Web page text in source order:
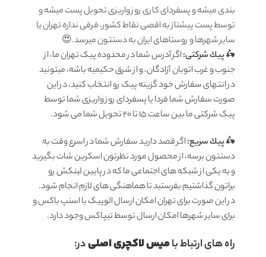
بندی میشه و پسفردای کاری روز واریزی تحویل پست میشه و
توسط پست پیشتاز به اقصی نقاط کشور، فرقی نداره تهران یا
سایر شهرها و روستاهای ایران به دستتون میرسد.😍
🛵پيك شرکتی:اگر آدرس شما در محدوده پیک تهران ما، از
جنوب و غرب اتوبان آزادگان، و از شرق حکیمیه باشه، میتونید
در انتهای سفارش خود گزینه پیک رو انتخاب کنید، در این
صورت سفارش شما فردا یا پسفردای روز واريزى شما توسط
پیک شرکتی ما بين ساعت ۱۵ تا ٢٠ تحويل شما مى شود.
🛵پيك سریع:اگر قصد دارید سفارش شما در اسرع وقت به
دستتون برسه، از محصول مورد نظرتون اسکرین شات بگیرید
و به یکی از شبکه های اجتماعی ما که در پایین لینکش رو
براتون گذاشتیم بفرستید تا هماهنگی های لازم انجام شود.
در این صورت برای تهران امکان ارسال الوپیک یا اسنپ باکس و
برای سایر شهرها امکان ارسال توسط تیپاکس وجود دارد.
راه های ارتباط بامیس لاکچری اصلیدر: